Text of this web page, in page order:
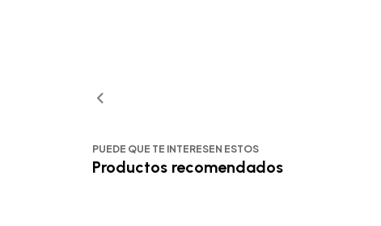
PUEDE QUE TE INTERESEN ESTOS
Productos recomendados